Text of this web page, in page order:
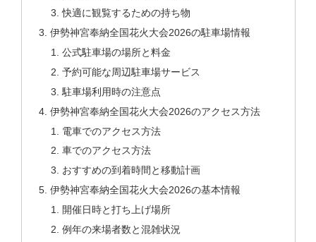
快適に観覧するための持ち物
伊勢神宮奉納全国花火大会2026の駐車場情報
公式駐車場の場所と料金
予約可能な周辺駐車場サービス
駐車場利用時の注意点
伊勢神宮奉納全国花火大会2026のアクセス方法
電車でのアクセス方法
車でのアクセス方法
おすすめの到着時間と移動計画
伊勢神宮奉納全国花火大会2026の基本情報
開催日時と打ち上げ場所
例年の来場者数と混雑状況